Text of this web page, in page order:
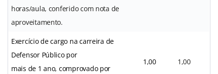
horas/aula, conferidocom nota de
aproveitamento.
Exercício de cargo na carreira de
Defensor Público por
mais de 1 ano, comprovado por
1,00 1,00